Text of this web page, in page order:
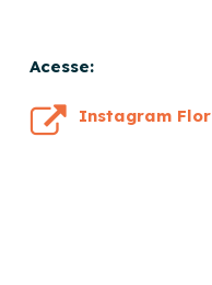
Acesse:
Instagram